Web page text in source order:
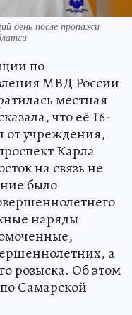
день после пропажи
по
МВД России
местная
что её 16-
от учреждения,
Карла
на связь не
было
наряды
а
розыска. Об этом
Самарской